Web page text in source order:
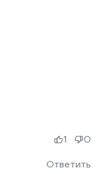
Ответить
1 0